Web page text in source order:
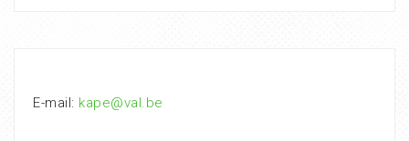
E-mail: kape@val.be